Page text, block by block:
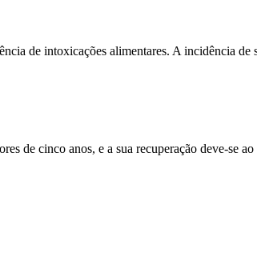
de intoxicações alimentares. A incidência de
de cinco anos, e a sua recuperação deve-se